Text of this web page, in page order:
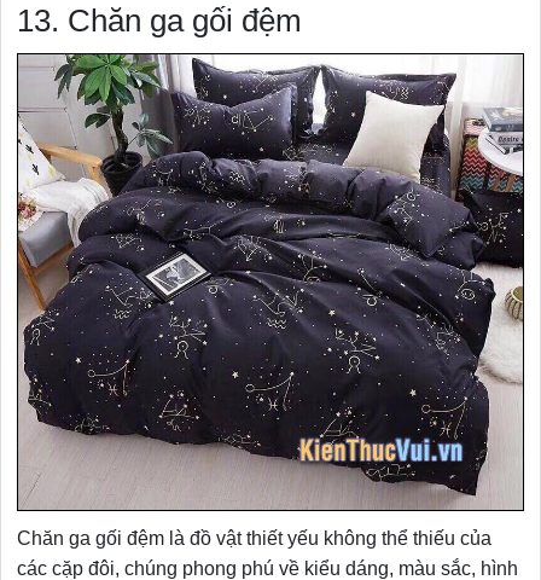
13. Chăn ga gối đệm
Chăn ga gối đệm là đồ vật thiết yếu không thể thiếu của
các cặp đôi, chúng phong phú về kiểu dáng, màu sắc, hình